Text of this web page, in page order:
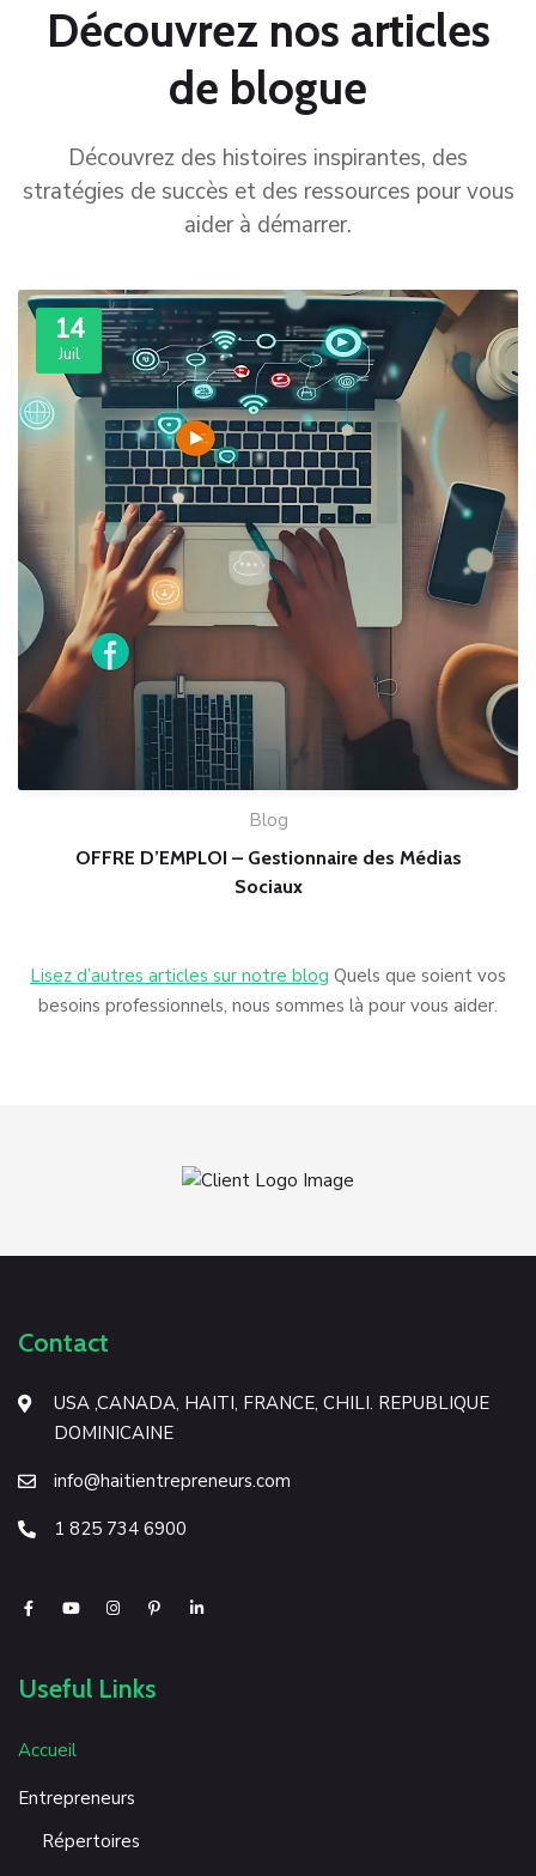
Découvrez nos articles
de blogue
Découvrez des histoires inspirantes, des
stratégies de succès et des ressources pour vous
aider à démarrer.
14
Juil
Blog
OFFRE D’EMPLOI – Gestionnaire des Médias
Sociaux
Lisez d’autres articles sur notre blog Quels que soient vos
besoins professionnels, nous sommes là pour vous aider.
Contact
USA ,CANADA, HAITI, FRANCE, CHILI. REPUBLIQUE
DOMINICAINE
info@haitientrepreneurs.com
1 825 734 6900
Useful Links
Accueil
Entrepreneurs
Répertoires